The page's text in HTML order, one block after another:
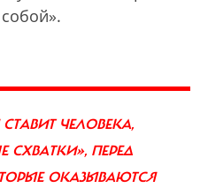
ЧЕЛОВЕКА,
СХВАТКИ», ПЕРЕД
ОКАЗЫВАЮТСЯ